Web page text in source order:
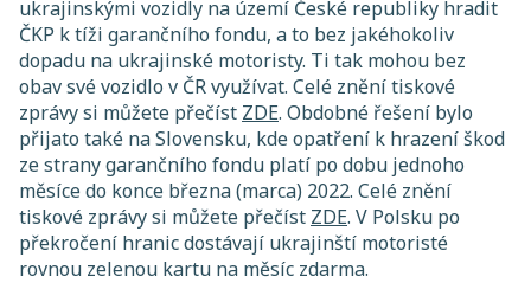
ukrajinskými vozidly na území České republiky hradit
ČKP k tíži garančního fondu, a to bez jakéhokoliv
dopadu na ukrajinské motoristy. Ti tak mohou bez
obav své vozidlo v ČR využívat. Celé znění tiskové
zprávy si můžete přečíst ZDE. Obdobné řešení bylo
přijato také na Slovensku, kde opatření k hrazení škod
ze strany garančního fondu platí po dobu jednoho
měsíce do konce března (marca) 2022. Celé znění
tiskové zprávy si můžete přečíst ZDE. V Polsku po
překročení hranic dostávají ukrajinští motoristé
rovnou zelenou kartu na měsíc zdarma.